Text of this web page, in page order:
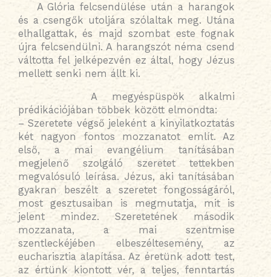
A Glória felcsendülése után a harangok
és a csengők utoljára szólaltak meg. Utána
elhallgattak, és majd szombat este fognak
újra felcsendülni. A harangszót néma csend
váltotta fel jelképezvén ez által, hogy Jézus
mellett senki nem állt ki.
A megyéspüspök alkalmi
prédikációjában többek között elmondta:
– Szeretete végső jeleként a kinyilatkoztatás
két nagyon fontos mozzanatot említ. Az
első, a mai evangélium tanításában
megjelenő szolgáló szeretet tettekben
megvalósuló leírása. Jézus, aki tanításában
gyakran beszélt a szeretet fongosságáról,
most gesztusaiban is megmutatja, mit is
jelent mindez. Szeretetének második
mozzanata, a mai szentmise
szentleckéjében elbeszéltesemény, az
eucharisztia alapítása. Az éretünk adott test,
az értünk kiontott vér, a teljes, fenntartás